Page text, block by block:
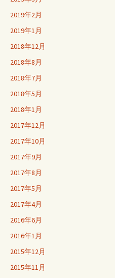
2019年2月
2019年1月
2018年12月
2018年8月
2018年7月
2018年5月
2018年1月
2017年12月
2017年10月
2017年9月
2017年8月
2017年5月
2017年4月
2016年6月
2016年1月
2015年12月
2015年11月